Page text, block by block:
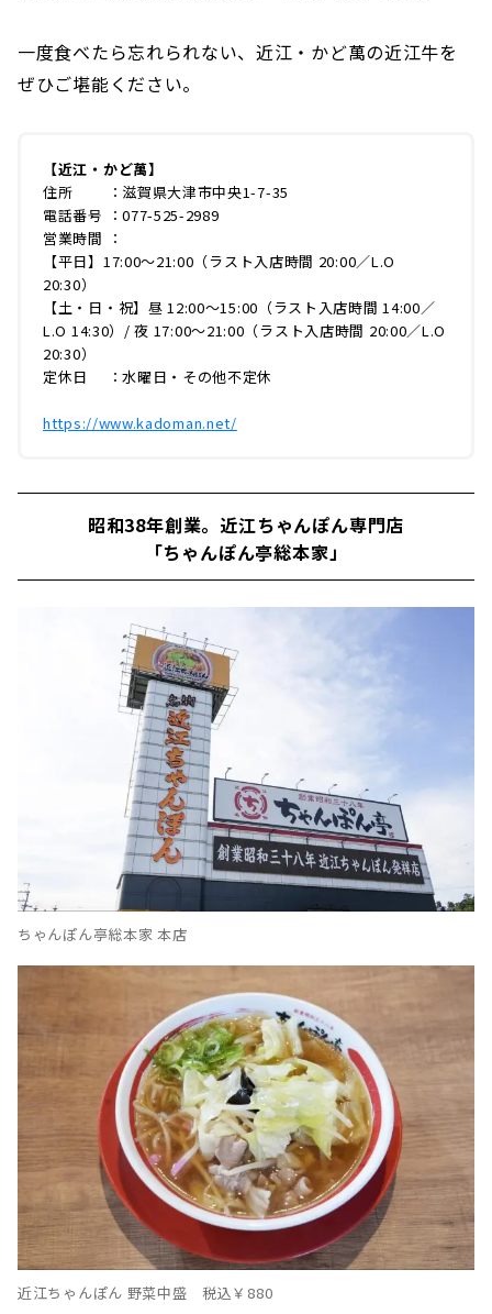
一度食べたら忘れられない、近江・かど萬の近江牛を
ぜひご堪能ください。
【近江・かど萬】
住所 ：滋賀県大津市中央1-7-35
電話番号 ：077-525-2989
営業時間 ：
【平日】17:00～21:00（ラスト入店時間 20:00／L.O
20:30）
【土・日・祝】昼 12:00〜15:00（ラスト入店時間 14:00／
L.O 14:30）/ 夜 17:00～21:00（ラスト入店時間 20:00／L.O
20:30）
定休日 ：水曜日・その他不定休
https://www.kadoman.net/
昭和38年創業。近江ちゃんぽん専門店
「ちゃんぽん亭総本家」
ちゃんぽん亭総本家 本店
近江ちゃんぽん 野菜中盛 税込￥880